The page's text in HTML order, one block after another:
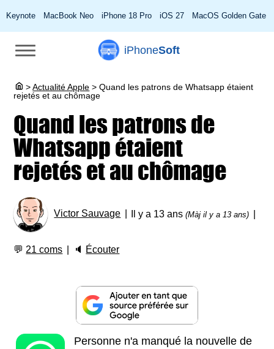
Keynote MacBook Neo iPhone 18 Pro iOS 27 MacOS Golden Gate
iPhoneSoft
> Actualité Apple > Quand les patrons de Whatsapp étaient
rejetés et au chômage
Quand les patrons de
Whatsapp étaient
rejetés et au chômage
Victor Sauvage Il y a 13 ans(Màj il y a 13 ans)
💬 21 coms 🔈 Écouter
Personne n'a manqué la nouvelle de